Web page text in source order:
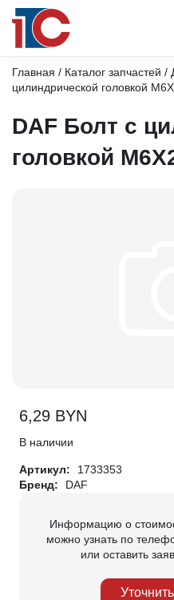
Главная / Каталог запчастей /
цилиндрической головкой
DAF Болт с
головкой
6,29 BYN
В наличии
Артикул:
1733353
Бренд:
DAF
Информацию о
можно узнать по
или оставить